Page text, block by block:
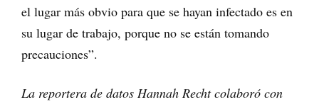
el lugar más obvio para que se hayan infectado es en
su lugar de trabajo, porque no se están tomando
precauciones”.
La reportera de datos Hannah Recht colaboró con